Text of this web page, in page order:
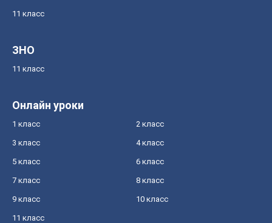
11 класс
ЗНО
11 класс
Онлайн уроки
1 класс 2 класс
3 класс 4 класс
5 класс 6 класс
7 класс 8 класс
9 класс 10 класс
11 класс